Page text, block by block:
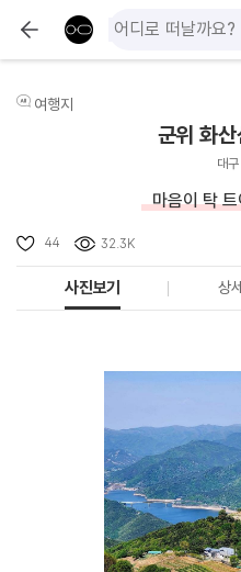
여행지
군위 화
대
마음이 탁
44 32.3K
사진보기 상